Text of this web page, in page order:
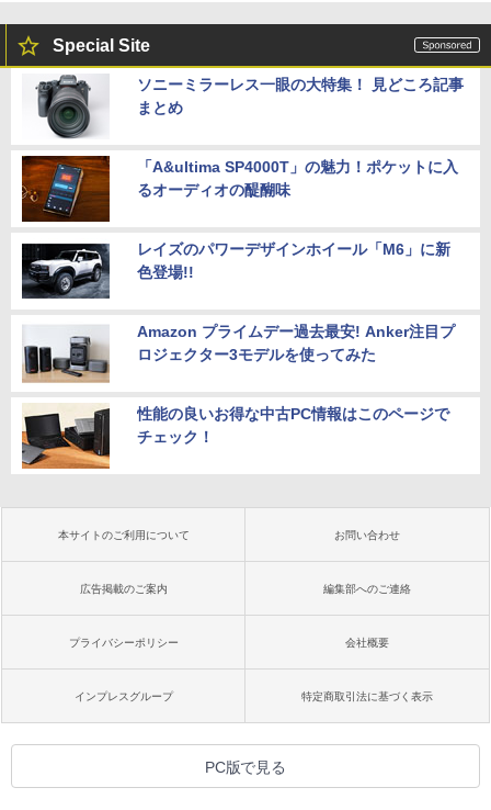
Special Site
ソニーミラーレス一眼の大特集！ 見どころ記事
まとめ
「A&ultima SP4000T」の魅力！ポケットに入
るオーディオの醍醐味
レイズのパワーデザインホイール「M6」に新
色登場!!
Amazon プライムデー過去最安! Anker注目プ
ロジェクター3モデルを使ってみた
性能の良いお得な中古PC情報はこのページで
チェック！
本サイトのご利用について お問い合わせ
広告掲載のご案内 編集部へのご連絡
プライバシーポリシー 会社概要
インプレスグループ 特定商取引法に基づく表示
PC版で見る